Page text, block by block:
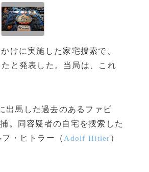
けに実施した家宅捜索で、
と発表した。当局は、これ
出馬した過去のあるファビ
。同容疑者の自宅を捜索した
・ヒトラー（ Adolf Hitler ）